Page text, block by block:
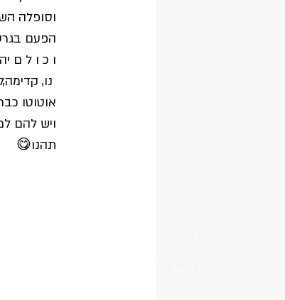
וסופלה
הפעם
ו כ ו ל ם
אוטוטו
ויש להם
תהנו😋